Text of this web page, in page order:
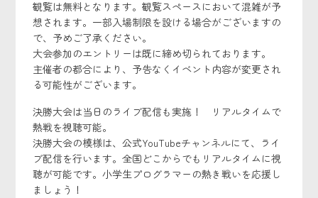
観覧は無料となります。観覧スペースにおいて混雑が予
想されます。一部入場制限を設ける場合がございますの
で、予めご了承ください。
大会参加のエントリーは既に締め切られております。
主催者の都合により、予告なくイベント内容が変更され
る可能性がございます。
決勝大会は当日のライブ配信も実施！ リアルタイムで
熱戦を視聴可能。
決勝大会の模様は、公式YouTubeチャンネルにて、ライ
ブ配信を行います。全国どこからでもリアルタイムに視
聴が可能です。小学生プログラマーの熱き戦いを応援し
ましょう！